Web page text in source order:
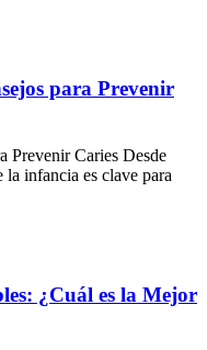
para Prevenir
Prevenir Caries Desde
infancia es clave para
¿Cuál es la Mejor